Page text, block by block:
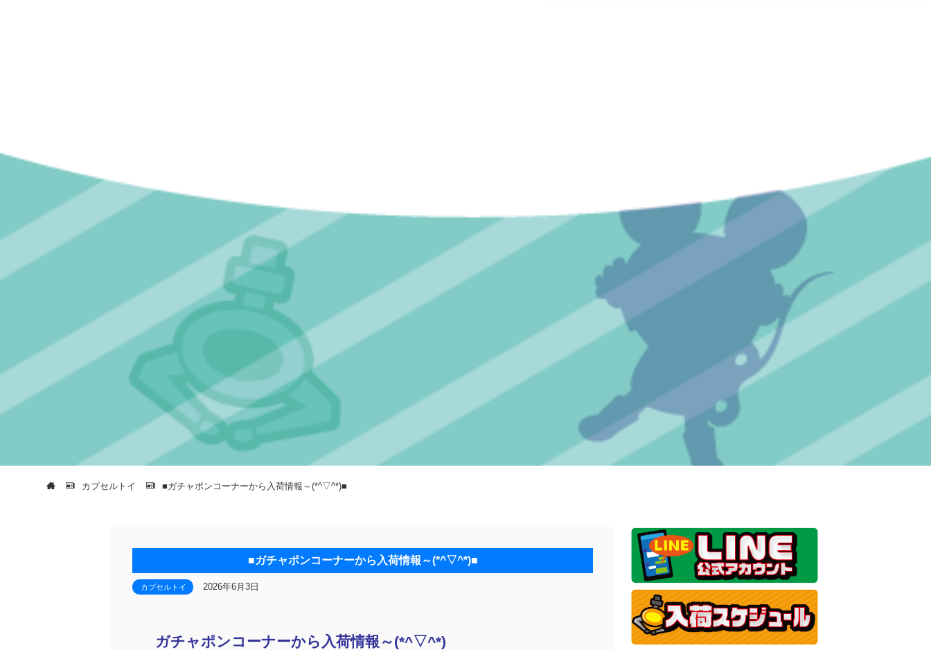
カプセルトイ ■ガチャポンコーナーから入荷情報～(*^▽^*)■
■ガチャポンコーナーから入荷情報～(*^▽^*)■
カプセルトイ 2026年6月3日
ガチャポンコーナーから入荷情報～(*^▽^*)